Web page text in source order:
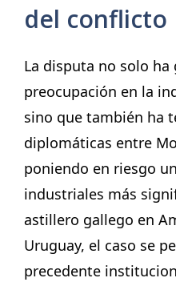
del conflicto
La disputa no solo ha
preocupación en la
sino que también ha
diplomáticas entre
poniendo en riesgo
industriales más
astillero gallego en
Uruguay, el caso se
precedente